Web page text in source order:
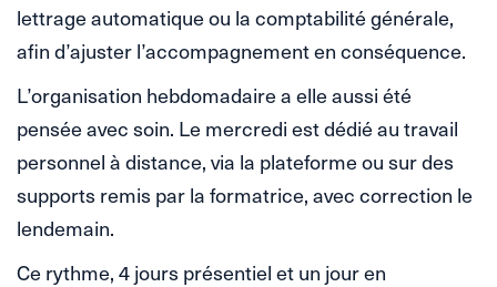
lettrage automatique ou la comptabilité générale,
afin d’ajuster l’accompagnement en conséquence.
L’organisation hebdomadaire a elle aussi été
pensée avec soin. Le mercredi est dédié au travail
personnel à distance, via la plateforme ou sur des
supports remis par la formatrice, avec correction le
lendemain.
Ce rythme, 4 jours présentiel et un jour en